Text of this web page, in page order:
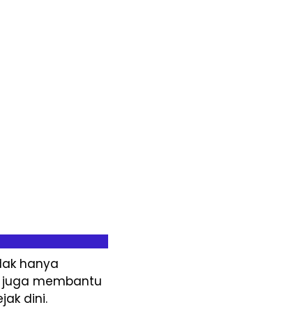
hanya
membantu
dini.